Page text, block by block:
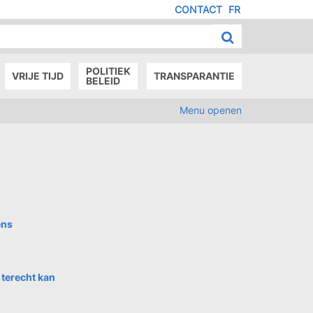
FR
CONTACT
VRIJE TIJD
POLITIEK
BELEID
TRANSPARANTIE
Menu openen
kan